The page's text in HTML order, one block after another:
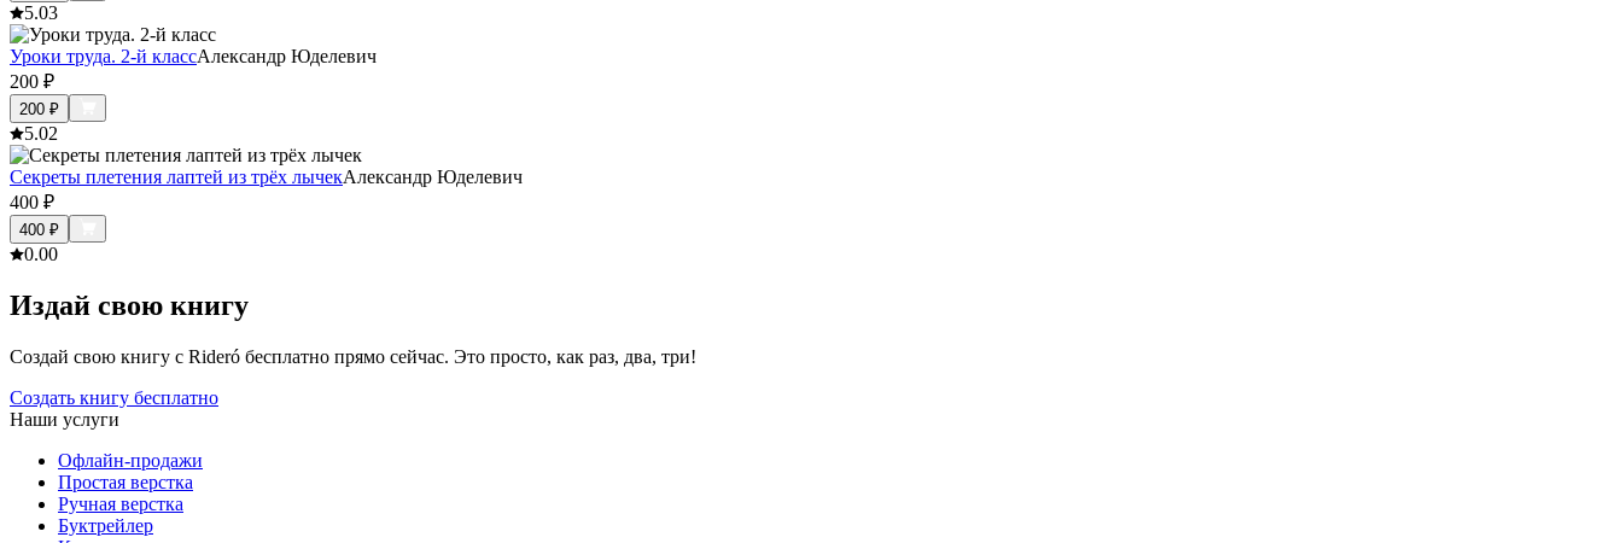
5.03
Уроки труда. 2-й классАлександр Юделевич
200 ₽
200 ₽
5.02
Секреты плетения лаптей из трёх лычекАлександр Юделевич
400 ₽
400 ₽
0.00
Издай свою книгу
Создай свою книгу с Rideró бесплатно прямо сейчас. Это просто, как раз, два, три!
Создать книгу бесплатно
Наши услуги
Офлайн-продажи
Простая верстка
Ручная верстка
Буктрейлер